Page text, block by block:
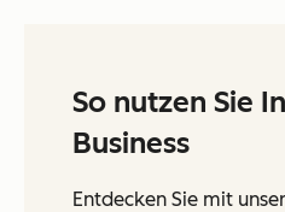
So nutzen Sie
Business
Entdecken Sie mit